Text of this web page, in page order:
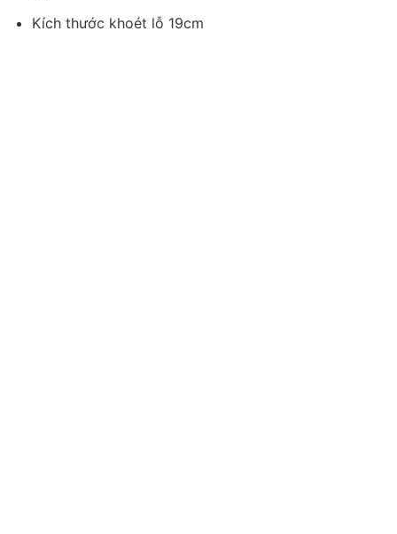
Kích thước khoét lỗ 19cm